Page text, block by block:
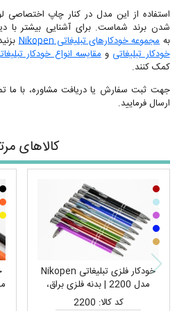
استفاده از این مدل در کنار چاپ اختصاصی
شدن برند شماست. برای آشنایی بیشتر با
بهمجموعه خودکارهای تبلیغاتی Nikopen
خودکار تبلیغاتی ومقایسه انواع خودکار
کمک کنند.
جهت ثبت سفارش یا دریافت مشاوره، با ما
ارسال فرمایید.
کالاهای
خودکار فلزی تبلیغاتی Nikopen
مدل 2200 | بدنه فلزی براق،
مناسب چاپ لیزر لوگو
کد کالا: 2200